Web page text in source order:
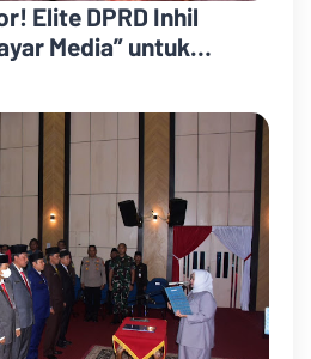
Elite DPRD Inhil
Media” untuk